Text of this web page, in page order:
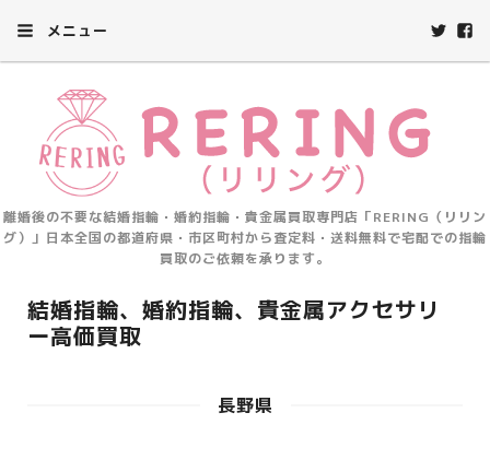
メニュー
離婚後の不要な結婚指輪・婚約指輪・貴金属買取専門店「RERING（リリン
グ）」日本全国の都道府県・市区町村から査定料・送料無料で宅配での指輪
買取のご依頼を承ります。
結婚指輪、婚約指輪、貴金属アクセサリ
ー高価買取
長野県